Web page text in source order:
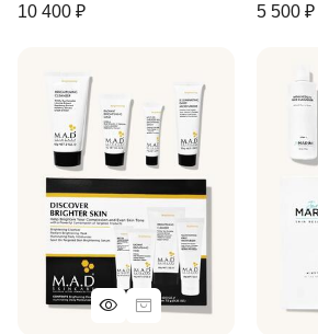
10 400 ₽ 5 500 ₽